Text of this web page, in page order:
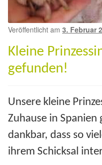
Juli bis Dezember
Spenden 2024
Januar bis Juni
Spenden 2023
Veröffentlicht am 3. Februar
Kleine
gefunden!
Unsere kleine
Zuhause in Spanien
dankbar, dass so
ihrem Schicksal